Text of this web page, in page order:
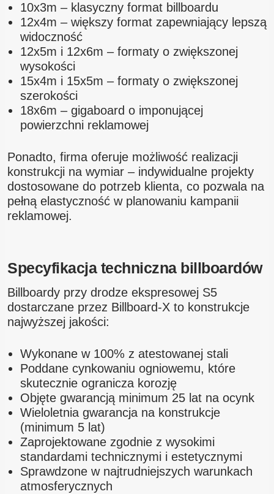
10x3m – klasyczny format billboardu
12x4m – większy format zapewniający lepszą
widoczność
12x5m i 12x6m – formaty o zwiększonej
wysokości
15x4m i 15x5m – formaty o zwiększonej
szerokości
18x6m – gigaboard o imponującej
powierzchni reklamowej
Ponadto, firma oferuje możliwość realizacji
konstrukcji na wymiar – indywidualne projekty
dostosowane do potrzeb klienta, co pozwala na
pełną elastyczność w planowaniu kampanii
reklamowej.
Specyfikacja techniczna billboardów
Billboardy przy drodze ekspresowej S5
dostarczane przez Billboard-X to konstrukcje
najwyższej jakości:
Wykonane w 100% z atestowanej stali
Poddane cynkowaniu ogniowemu, które
skutecznie ogranicza korozję
Objęte gwarancją minimum 25 lat na ocynk
Wieloletnia gwarancja na konstrukcje
(minimum 5 lat)
Zaprojektowane zgodnie z wysokimi
standardami technicznymi i estetycznymi
Sprawdzone w najtrudniejszych warunkach
atmosferycznych